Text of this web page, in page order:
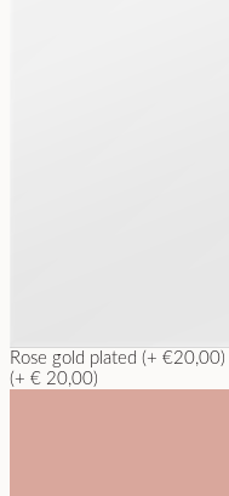
Rose gold plated (+ €20,00)
(+ € 20,00)